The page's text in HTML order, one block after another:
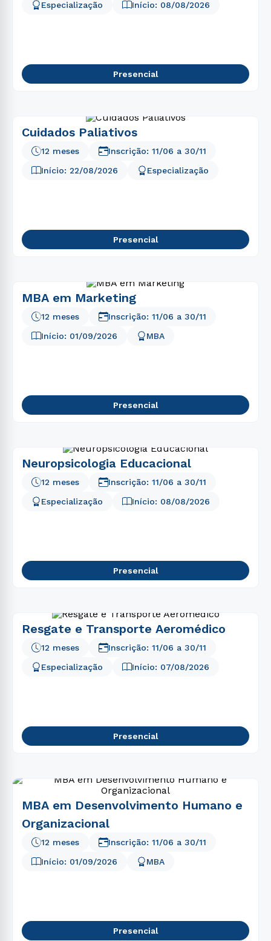
Especialização
Início: 08/08/2026
Presencial
Cuidados Paliativos
Início: 22/08/2026
12 meses
Especialização
Inscrição: 11/06 a 30/11
Presencial
MBA em Marketing
Início: 01/09/2026 MBA
12 meses Inscrição: 11/06 a 30/11
Presencial
Neuropsicologia Educacional
Especialização
12 meses
Início: 08/08/2026
Inscrição: 11/06 a 30/11
Presencial
Resgate e Transporte Aeromédico
Especialização
12 meses
Início: 07/08/2026
Inscrição: 11/06 a 30/11
Presencial
MBA em Desenvolvimento Humano e
Organizacional
Início: 01/09/2026 MBA
12 meses Inscrição: 11/06 a 30/11
Presencial